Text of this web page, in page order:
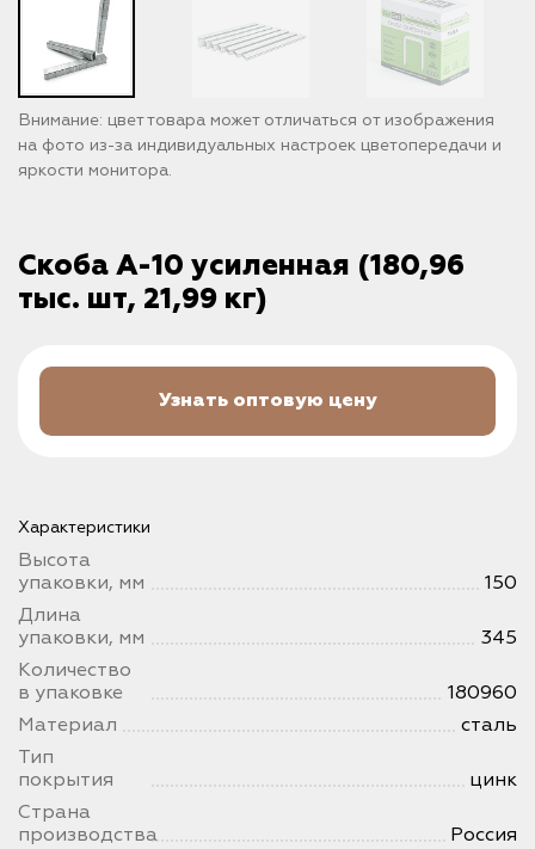
Внимание: цвет товара может отличаться от изображения
на фото из-за индивидуальных настроек цветопередачи и
яркости монитора.
Скоба А-10 усиленная (180,96
тыс. шт, 21,99 кг)
Узнать оптовую цену
Характеристики
Высота
упаковки, мм
150
Длина
упаковки, мм
345
Количество
в упаковке
180960
Материал
сталь
Тип
покрытия
цинк
Страна
производства
Россия